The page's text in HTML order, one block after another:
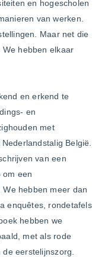
en hogescholen
van werken.
Maar net die
hebben elkaar
en erkend te
en
met
België.
van een
om een
hebben meer dan
enquêtes, rondetafels
hebben we
met als rode
eerstelijnszorg.